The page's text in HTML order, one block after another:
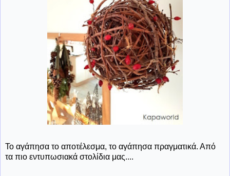
Το αγάπησα το αποτέλεσμα, το αγάπησα πραγματικά. Από
τα πιο εντυπωσιακά στολίδια μας....